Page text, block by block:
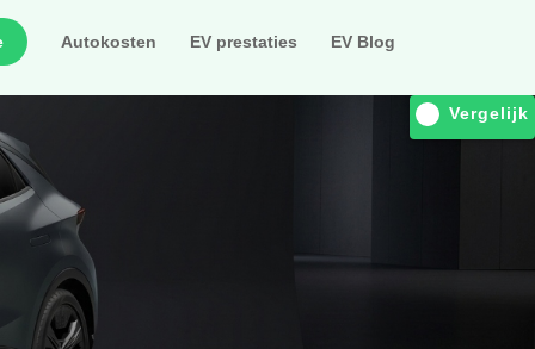
Autokosten EV prestaties EV Blog
Vergelijk